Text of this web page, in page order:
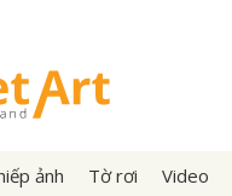
ảnh Tờ rơi Video